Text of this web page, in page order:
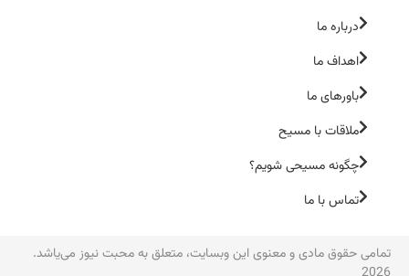
درباره ما
اهداف ما
باورهای ما
ملاقات با مسیح
چگونه مسیحی شویم؟
تماس با ما
تمامی حقوق مادی و معنوی این وبسایت، متعلق به محبت نیوز می‌یاشد.